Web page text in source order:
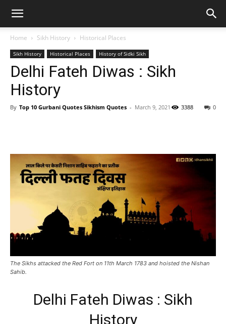
Home Sikh History Historical Places
Sikh History Historical Places History of Sidki Sikh
Delhi Fateh Diwas : Sikh
History
By Top 10 Gurbani Quotes Sikhism Quotes - March 9, 2021 0
3388
The Sikhs attacked the Red Fort on 11th March 1783 and hoisted the Nishan
Sahib.
Delhi Fateh Diwas : Sikh
History